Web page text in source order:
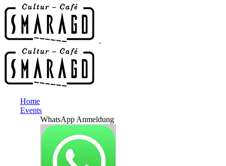
Home
Events
WhatsApp Anmeldung